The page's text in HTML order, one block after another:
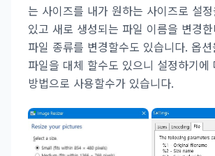
는 사이즈를 내가 원하는 사이즈로 설
있고 새로 생성되는 파일 이름을 변경한
파일 종류를 변경할수도 있습니다. 옵
파일을 대체 할수도 있으니 설정하기에
방법으로 사용할수가 있습니다.